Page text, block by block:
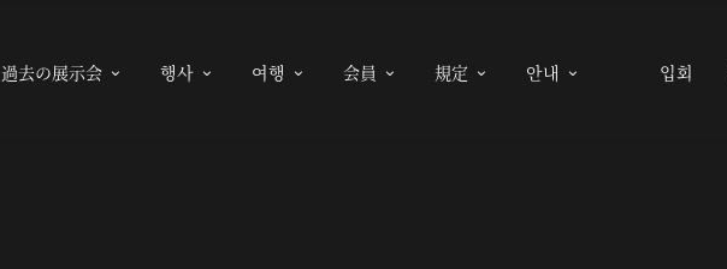
過去の展示会  행사  여행  会員  規定  안내  입회